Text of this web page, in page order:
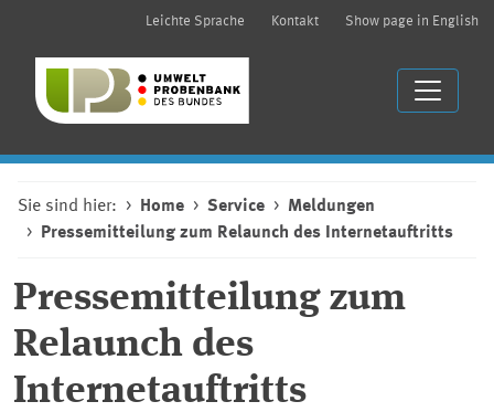
Leichte Sprache Kontakt Show page in English
Sie sind hier: Home Service
Meldungen
Pressemitteilung zum Relaunch des Internetauftritts
Pressemitteilung zum
Relaunch des
Internetauftritts